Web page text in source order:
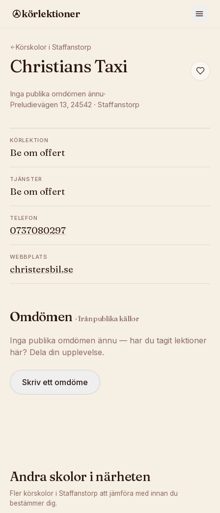
körlektioner
Körskolor i Staffanstorp
Christians Taxi
Inga publika omdömen ännu
Preludievägen 13, 24542 · Staffanstorp
KÖRLEKTION
Be om offert
TJÄNSTER
Be om offert
TELEFON
0737080297
WEBBPLATS
christersbil.se
Omdömen · från publika källor
Inga publika omdömen ännu — har du tagit lektioner
här? Dela din upplevelse.
Skriv ett omdöme
Andra skolor i närheten
Fler körskolor i Staffanstorp att jämföra med innan du
bestämmer dig.